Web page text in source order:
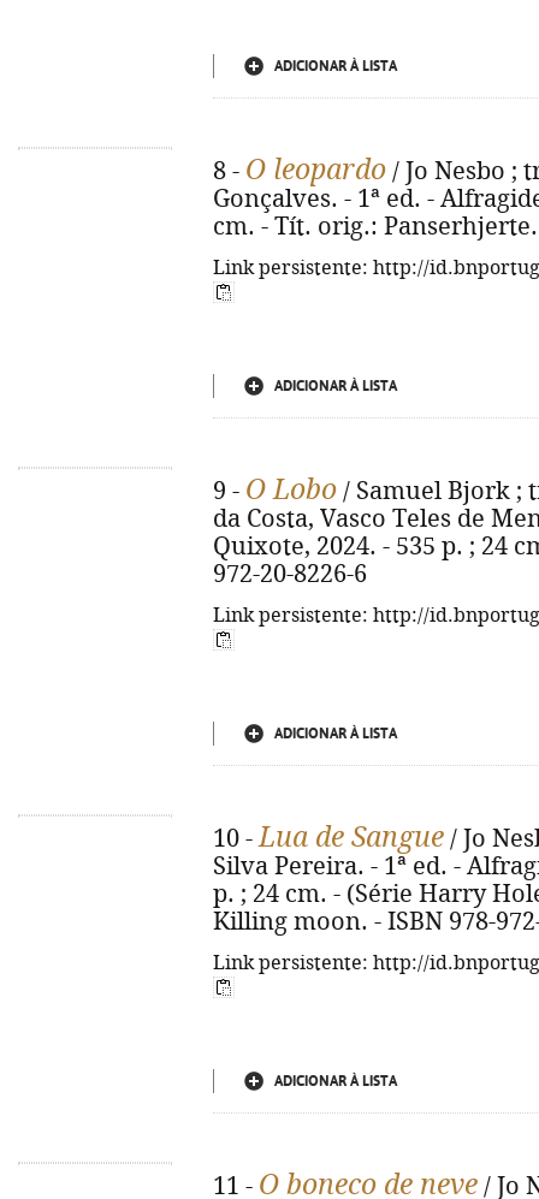
ADICIONAR À LISTA
8 - O leopardo / Jo Nesbo ;
Gonçalves. - 1ª ed. -
cm. - Tít. orig.: Panserhjerte.
Link persistente: http://
ADICIONAR À LISTA
9 - O Lobo / Samuel Bjork ;
da Costa, Vasco Teles de
Quixote, 2024. - 535 p. ; 24
972-20-8226-6
Link persistente: http://
ADICIONAR À LISTA
10 -Lua de Sangue / Jo
Silva Pereira. - 1ª ed. -
p. ; 24 cm. - (Série Harry
Killing moon. - ISBN 978-
Link persistente: http://
ADICIONAR À LISTA
11 - O boneco de neve / Jo